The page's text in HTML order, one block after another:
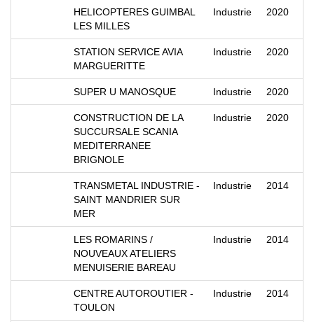
HELICOPTERES GUIMBAL
LES MILLES
Industrie 2020
STATION SERVICE AVIA
MARGUERITTE
Industrie 2020
SUPER U MANOSQUE Industrie 2020
CONSTRUCTION DE LA
SUCCURSALE SCANIA
MEDITERRANEE
BRIGNOLE
Industrie 2020
TRANSMETAL INDUSTRIE -
SAINT MANDRIER SUR
MER
Industrie 2014
LES ROMARINS /
NOUVEAUX ATELIERS
MENUISERIE BAREAU
Industrie 2014
CENTRE AUTOROUTIER -
TOULON
Industrie 2014